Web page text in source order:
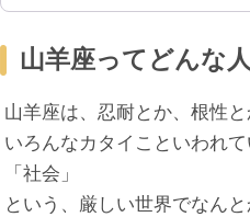
山羊座ってどんな
山羊座は、忍耐とか、根性
いろんなカタイこといわれて
「社会」
という、厳しい世界でなん